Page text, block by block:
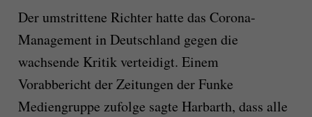
Der umstrittene Richter hatte das Corona-
Management in Deutschland gegen die
wachsende Kritik verteidigt. Einem
Vorabbericht der Zeitungen der Funke
Mediengruppe zufolge sagte Harbarth, dass alle